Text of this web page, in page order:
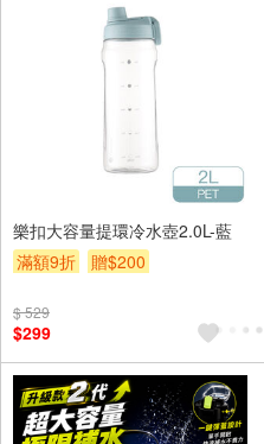
樂扣大容量提環冷水壺2.0L-藍
滿額9折
贈$200
$ 529
$299